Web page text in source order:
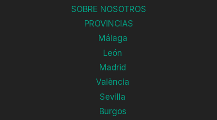
SOBRE NOSOTROS
PROVINCIAS
Málaga
León
Madrid
València
Sevilla
Burgos